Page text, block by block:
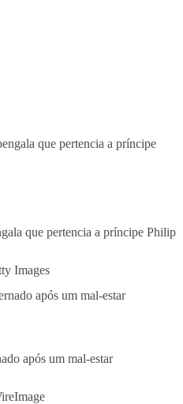
que pertencia a príncipe Philip
Images
após um mal-estar